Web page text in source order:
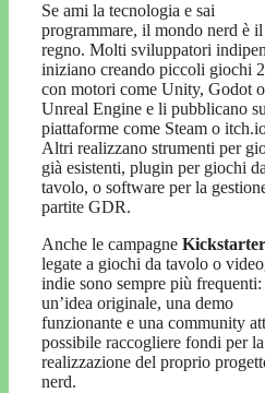
Se ami la tecnologia e sai
programmare, il mondo nerd è
regno. Molti sviluppatori
iniziano creando piccoli giochi
con motori come Unity, Godot o
Unreal Engine e li pubblicano
piattaforme come Steam o
Altri realizzano strumenti per
già esistenti, plugin per giochi
tavolo, o software per la
partite GDR.
Anche le campagne Kickstarter
legate a giochi da tavolo o
indie sono sempre più
un’idea originale, una demo
funzionante e una community
possibile raccogliere fondi per la
realizzazione del proprio
nerd.